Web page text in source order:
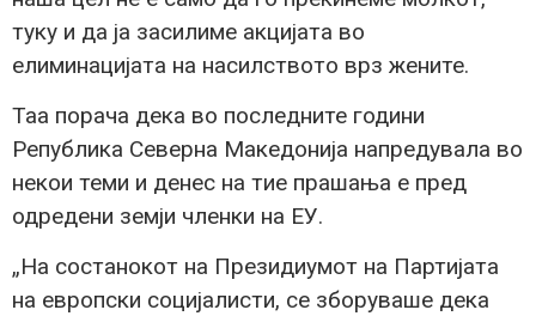
туку и да ја засилиме акцијата во
елиминацијата на насилството врз жените.
Таа порача дека во последните години
Република Северна Македонија напредувала во
некои теми и денес на тие прашања е пред
одредени земји членки на ЕУ.
„На состанокот на Президиумот на Партијата
на европски социјалисти, се зборуваше дека